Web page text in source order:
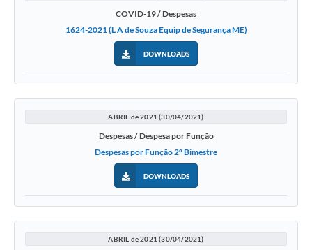
COVID-19 / Despesas
1624-2021 (L A de Souza Equip de Segurança ME)
DOWNLOADS
ABRIL de 2021 (30/04/2021)
Despesas / Despesa por Função
Despesas por Função 2º Bimestre
DOWNLOADS
ABRIL de 2021 (30/04/2021)